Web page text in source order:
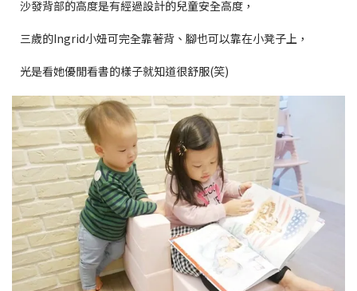
沙發背部的高度是有經過設計的兒童安全高度，
三歲的Ingrid小妞可完全靠著背、腳也可以靠在小凳子上，
光是看她優閒看書的樣子就知道很舒服(笑)